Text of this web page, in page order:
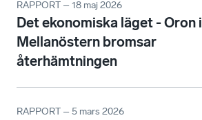
RAPPORT – 18 maj 2026
Det ekonomiska läget - Oron i
Mellanöstern bromsar
återhämtningen
RAPPORT – 5 mars 2026